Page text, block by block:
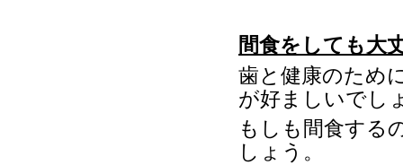
間食をしても大
歯と健康のため
が好ましいでし
もしも間食する
しょう。